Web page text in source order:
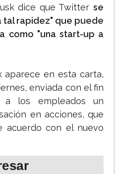
dice que Twitter se
tal rapidez" que puede
como "una start-up a
aparece en esta carta,
enviada con el fin
a los empleados un
en acciones, que
acuerdo con el nuevo